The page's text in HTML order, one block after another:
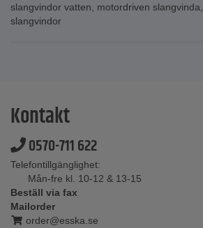
slangvindor vatten, motordriven slangvinda,
slangvindor
Kontakt
0570-711 622
Telefontillgänglighet:
Mån-fre kl. 10-12 & 13-15
Beställ via fax
Mailorder
order@esska.se